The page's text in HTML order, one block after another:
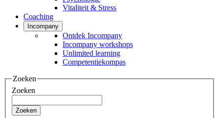
Vitaliteit & Stress
Coaching
Incompany
Ontdek Incompany
Incompany workshops
Unlimited learning
Competentiekompas
Zoeken
Zoeken
Zoeken